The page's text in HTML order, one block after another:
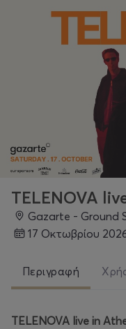
TELENOVA
Gazarte -
17 Οκτωβρίου
Περιγραφή
TELENOVA live in